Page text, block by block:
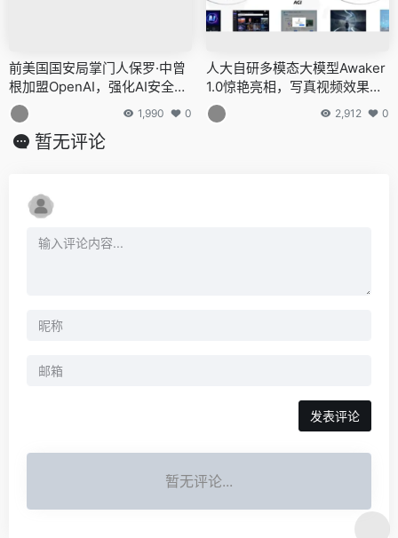
前美国国安局掌门人保罗·中曾
根加盟OpenAI，强化AI安全监
管
1,990 0
人大自研多模态大模型Awaker
1.0惊艳亮相，写真视频效果超
越Sora，引领AGI新篇章2,912 0
暂无评论
发表评论
暂无评论...